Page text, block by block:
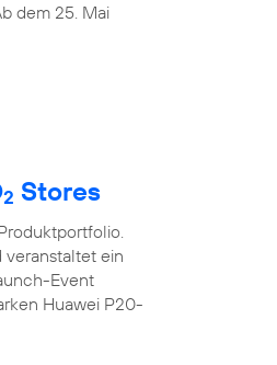
dem 25. Mai
2 Stores
veranstaltet ein
Event
Huawei P20-